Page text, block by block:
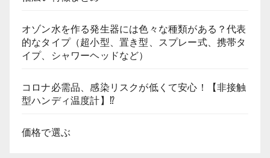
オゾン水を作る発生器には色々な種類がある？代表
的なタイプ（超小型、置き型、スプレー式、携帯タ
イプ、シャワーヘッドなど）
コロナ必需品、感染リスクが低くて安心！【非接触
型ハンディ温度計】⁉
価格で選ぶ